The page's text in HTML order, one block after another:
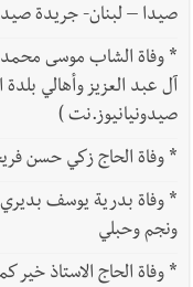
صيدا – لبنان- جريدة
*
آل عبد العزيز وأهالي
صيدونيانيوز.نت )
*وفاة الحاج زكي حسن فريجة -
*
ونجم وحبلي
*وفاة الحاج الاستاذ خير